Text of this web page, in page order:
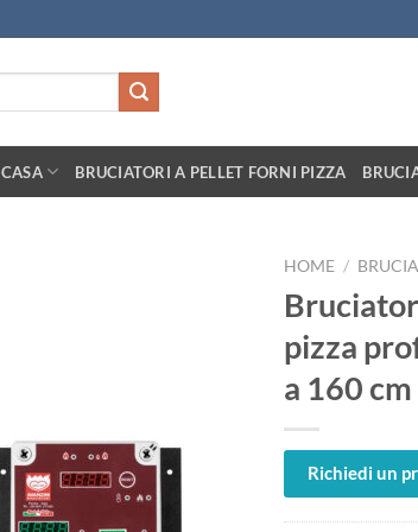
BRUCIATORI A PELLET FORNI PIZZA
HOME /
pizza
a 160
Richiedi un